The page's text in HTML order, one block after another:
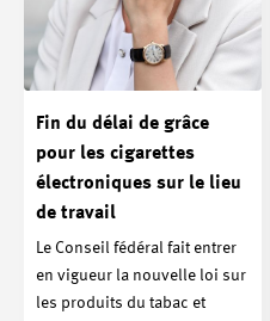
Fin du délai de grâce
pour les cigarettes
électroniques sur le lieu
de travail
Le Conseil fédéral fait entrer
en vigueur la nouvelle loi sur
les produits du tabac et